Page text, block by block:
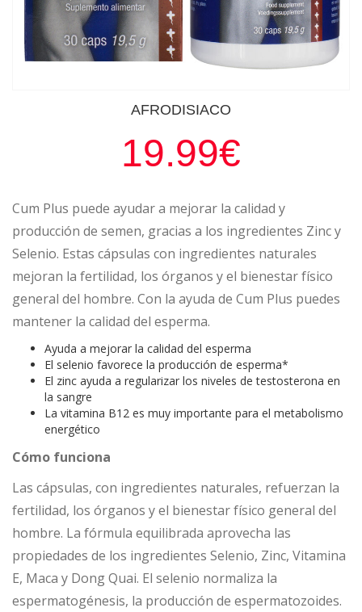
AFRODISIACO
19.99€
Cum Plus puede ayudar a mejorar la calidad y
producción de semen, gracias a los ingredientes Zinc y
Selenio. Estas cápsulas con ingredientes naturales
mejoran la fertilidad, los órganos y el bienestar físico
general del hombre. Con la ayuda de Cum Plus puedes
mantener la calidad del esperma.
Ayuda a mejorar la calidad del esperma
El selenio favorece la producción de esperma*
El zinc ayuda a regularizar los niveles de testosterona en
la sangre
La vitamina B12 es muy importante para el metabolismo
energético
Cómo funciona
Las cápsulas, con ingredientes naturales, refuerzan la
fertilidad, los órganos y el bienestar físico general del
hombre. La fórmula equilibrada aprovecha las
propiedades de los ingredientes Selenio, Zinc, Vitamina
E, Maca y Dong Quai. El selenio normaliza la
espermatogénesis, la producción de espermatozoides.